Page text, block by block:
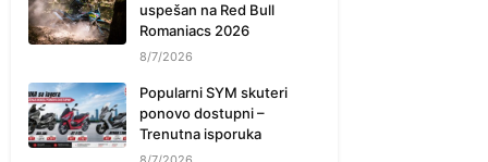
uspešan na Red Bull
Romaniacs 2026
8/7/2026
Popularni SYM skuteri
ponovo dostupni –
Trenutna isporuka